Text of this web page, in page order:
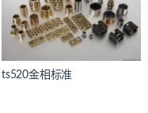
<
ts520金相标准